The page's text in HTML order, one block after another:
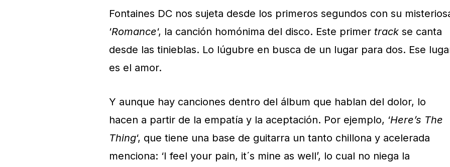
Fontaines DC nos sujeta desde los primeros segundos con su
‘Romance‘, la canción homónima del disco. Este primer track se canta
desde las tinieblas. Lo lúgubre en busca de un lugar para dos. Ese
es el amor.
Y aunque hay canciones dentro del álbum que hablan del dolor, lo
hacen a partir de la empatía y la aceptación. Por ejemplo, ‘Here’s The
Thing‘, que tiene una base de guitarra un tanto chillona y acelerada
menciona: ‘I feel your pain, it´s mine as well’, lo cual no niega la